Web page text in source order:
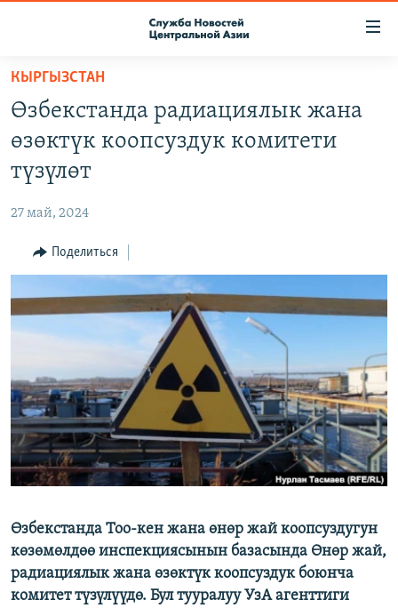
Вернуться
основному
содержанию
главной
Вернутся
поиску
О ПРОЕКТЕ
КОНТАКТЫ
НАСТОЯЩЕЕ ВРЕМЯ
МИГРАНТ МЕДИА
КЫРГЫЗСТАН
Өзбекстанда радиациялык жана
өзөктүк коопсуздук комитети
түзүлөт
27 май, 2024
Поделиться
Өзбекстанда Тоо-кен жана өнөр жай коопсуздугун
көзөмөлдөө инспекциясынын базасында Өнөр жай,
радиациялык жана өзөктүк коопсуздук боюнча
комитет түзүлүүдө. Бул тууралуу УзА агенттиги